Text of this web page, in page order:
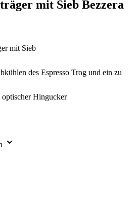
mit Sieb Bezzera
mit Sieb
des Espresso Trog und ein zu
optischer Hingucker